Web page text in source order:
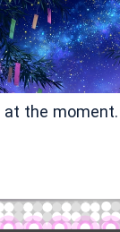
at the